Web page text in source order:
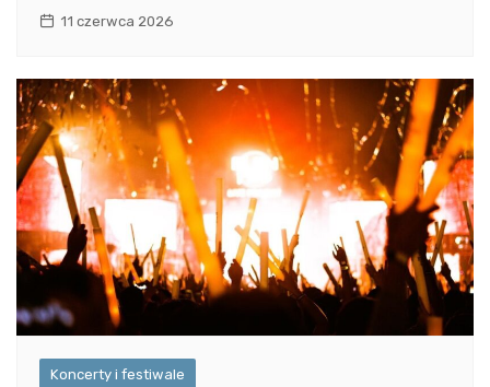
11 czerwca 2026
Koncerty i festiwale